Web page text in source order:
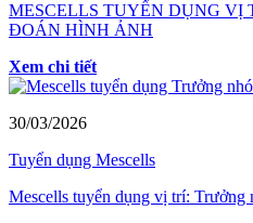
MESCELLS TUYỂN DỤNG
ĐOÁN HÌNH ẢNH
Xem chi tiết
30/03/2026
Tuyển dụng Mescells
Mescells tuyển dụng vị trí: Trưởng